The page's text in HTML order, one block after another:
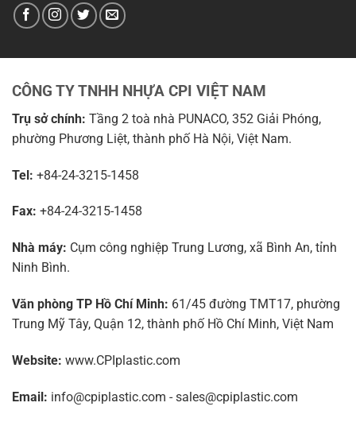
CÔNG TY TNHH NHỰA CPI VIỆT NAM
Trụ sở chính: Tầng 2 toà nhà PUNACO, 352 Giải Phóng,
phường Phương Liệt, thành phố Hà Nội, Việt Nam.
Tel: +84-24-3215-1458
Fax: +84-24-3215-1458
Nhà máy: Cụm công nghiệp Trung Lương, xã Bình An, tỉnh
Ninh Bình.
Văn phòng TP Hồ Chí Minh: 61/45 đường TMT17, phường
Trung Mỹ Tây, Quận 12, thành phố Hồ Chí Minh, Việt Nam
Website: www.CPIplastic.com
Email: info@cpiplastic.com - sales@cpiplastic.com